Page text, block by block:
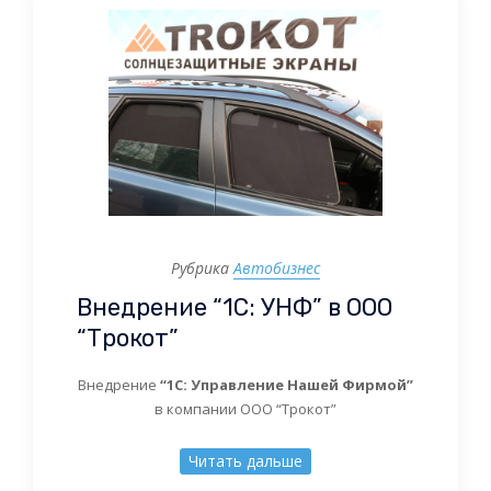
Рубрика Автобизнес
Внедрение “1С: УНФ” в ООО
“Трокот”
Внедрение “1С: Управление Нашей Фирмой”
в компании ООО “Трокот”
Читать дальше